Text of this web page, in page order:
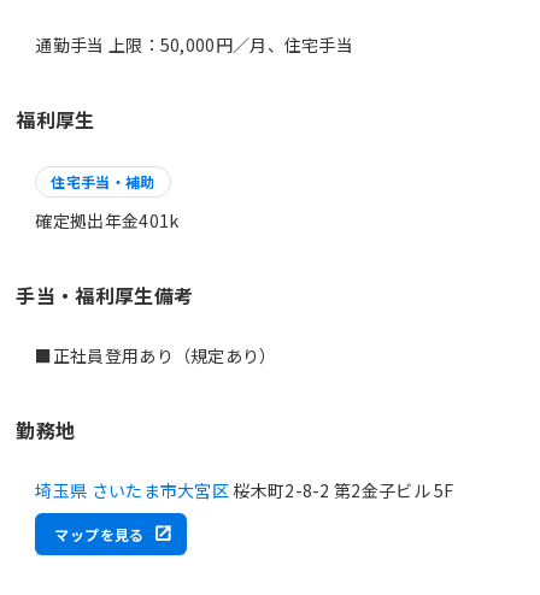
通勤手当 上限：50,000円／月、住宅手当
福利厚生
住宅手当・補助
確定拠出年金401k
手当・福利厚生備考
■正社員登用あり（規定あり）
勤務地
埼玉県 さいたま市大宮区桜木町2-8-2 第2金子ビル 5F
マップを見る